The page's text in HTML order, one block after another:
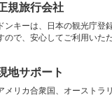
規旅行会社
ンキーは、日本の観光庁登
ので、安心してご利用いた
地サポート
メリカ合衆国、オーストラ